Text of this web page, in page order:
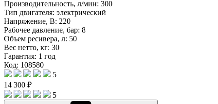
Производительность, л/мин: 300
Тип двигателя: электрический
Напряжение, В: 220
Рабочее давление, бар: 8
Объем ресивера, л: 50
Вес нетто, кг: 30
Гарантия: 1 год
Код: 108580
5
14 300 ₽
5